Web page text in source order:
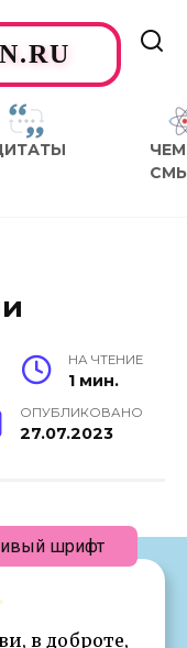
ЧЕМ
НА ЧТЕНИЕ
1 мин.
ОПУБЛИКОВАНО
27.07.2023
в доброте,
шрифт